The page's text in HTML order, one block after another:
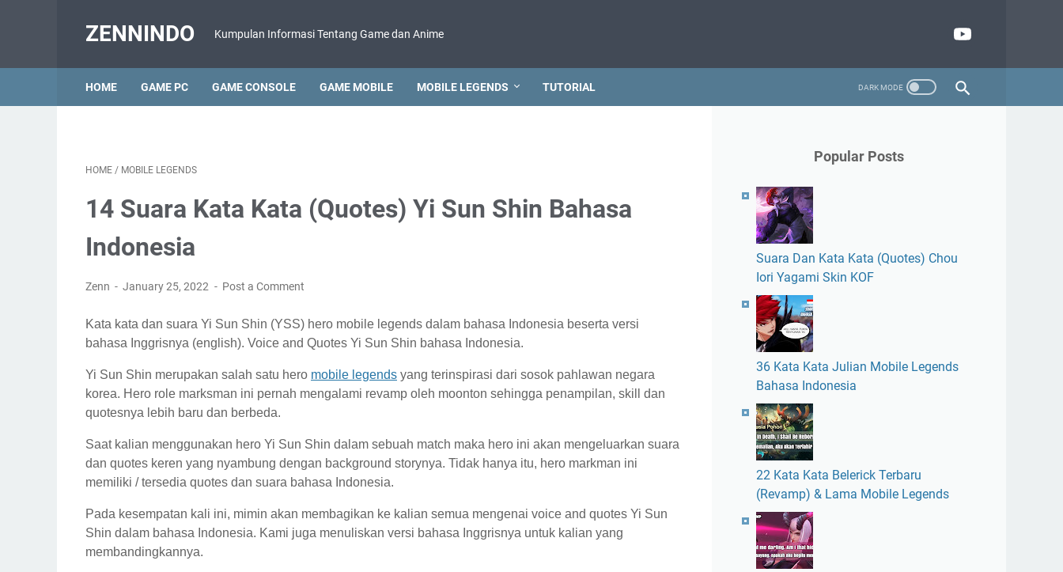
ZENNINDO Kumpulan Informasi Tentang Game dan Anime
HOME GAME PC GAME CONSOLE GAME MOBILE MOBILE LEGENDS TUTORIAL
HOME / MOBILE LEGENDS
14 Suara Kata Kata (Quotes) Yi Sun Shin Bahasa
Indonesia
Zenn January 25, 2022 Post a Comment
Kata kata dan suara Yi Sun Shin (YSS) hero mobile legends dalam bahasa Indonesia beserta versi
bahasa Inggrisnya (english). Voice and Quotes Yi Sun Shin bahasa Indonesia.
Yi Sun Shin merupakan salah satu hero mobile legends yang terinspirasi dari sosok pahlawan negara
korea. Hero role marksman ini pernah mengalami revamp oleh moonton sehingga penampilan, skill dan
quotesnya lebih baru dan berbeda.
Saat kalian menggunakan hero Yi Sun Shin dalam sebuah match maka hero ini akan mengeluarkan suara
dan quotes keren yang nyambung dengan background storynya. Tidak hanya itu, hero markman ini
memiliki / tersedia quotes dan suara bahasa Indonesia.
Pada kesempatan kali ini, mimin akan membagikan ke kalian semua mengenai voice and quotes Yi Sun
Shin dalam bahasa Indonesia. Kami juga menuliskan versi bahasa Inggrisnya untuk kalian yang
membandingkannya.
Popular Posts
Suara Dan Kata Kata (Quotes) Chou
Iori Yagami Skin KOF
36 Kata Kata Julian Mobile Legends
Bahasa Indonesia
22 Kata Kata Belerick Terbaru
(Revamp) & Lama Mobile Legends